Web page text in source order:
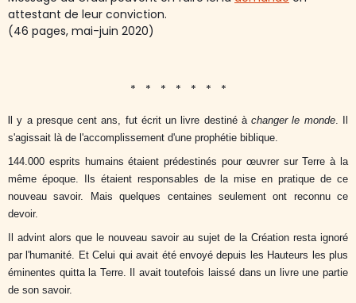
attestant de leur conviction.
(46 pages, mai-juin 2020)
* * * * * * *
I l y a presque cent ans, fut écrit un livre destiné àchanger le monde. Il
s'agissait là de l'accomplissement d'une prophétie biblique.
144.000 esprits humains étaient prédestinés pour œuvrer sur Terre à la
même époque. Ils étaient responsables de la mise en pratique de ce
nouveau savoir. Mais quelques centaines seulement ont reconnu ce
devoir.
Il advint alors que le nouveau savoir au sujet de la Création resta ignoré
par l'humanité. Et Celui qui avait été envoyé depuis les Hauteurs les plus
éminentes quitta la Terre. Il avait toutefois laissé dans un livre une partie
de son savoir.